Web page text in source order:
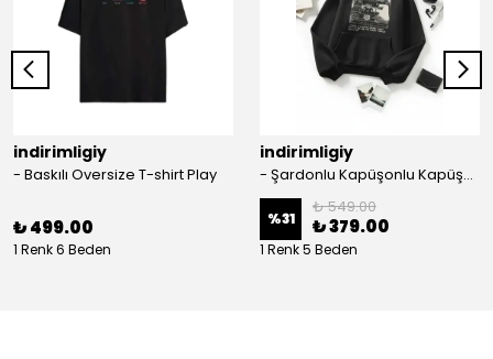
indirimligiy
- Baskılı Oversize T-shirt Play
₺ 499.00
1 Renk 6 Beden
indirimligiy
- Şardonlu Kapüşonlu Kapüşonlu Kanguru Cep Oversize Lastik Paça Sweatshirt Takimi
%31
₺ 549.00
₺ 379.00
1 Renk 5 Beden